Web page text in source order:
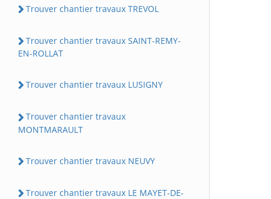
Trouver chantier travaux TREVOL
Trouver chantier travaux SAINT-REMY-
EN-ROLLAT
Trouver chantier travaux LUSIGNY
Trouver chantier travaux
MONTMARAULT
Trouver chantier travaux NEUVY
Trouver chantier travaux LE MAYET-DE-